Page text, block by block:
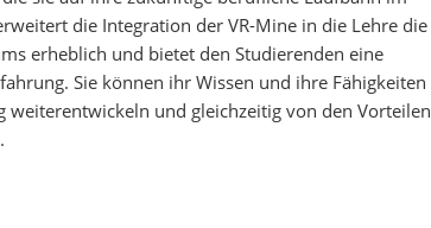
die Integration der VR-Mine in die Lehre die
erheblich und bietet den Studierenden eine
Sie können ihr Wissen und ihre Fähigkeiten
weiterentwickeln und gleichzeitig von den Vorteilen